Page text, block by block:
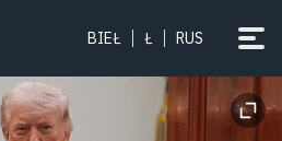
BIEŁ Ł RUS
Baradu
turmy pamirać